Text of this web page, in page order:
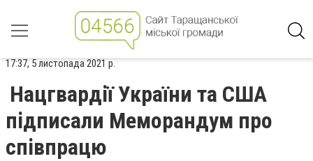
17:37, 5 листопада 2021 р.
Нацгвардії України та США
підписали Меморандум про
співпрацю